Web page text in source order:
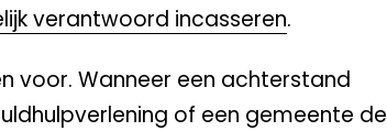
verantwoord incasseren.
voor. Wanneer een achterstand
of een gemeente de